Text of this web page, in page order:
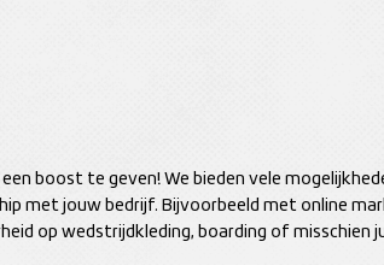
boost te geven! We bieden vele
met jouw bedrijf. Bijvoorbeeld met online
op wedstrijdkleding, boarding of misschien